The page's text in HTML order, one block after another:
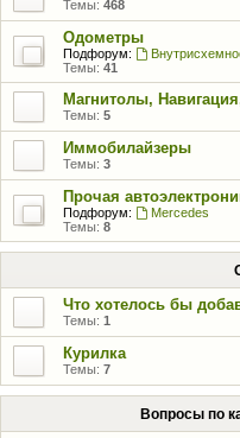
Темы: 468
Одометры
Подфорум:
Темы: 41
Магнитолы,
Темы: 5
Иммобилайзеры
Темы: 3
Прочая
Подфорум:
Mercedes
Темы: 8
Что хотелось бы
Темы: 1
Курилка
Темы: 7
Вопросы по